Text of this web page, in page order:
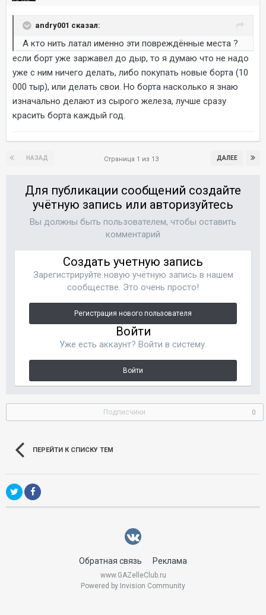
andry001 сказал:
А кто нить латал именно эти повреждённые места ?
если борт уже заржавел до дыр, то я думаю что не надо
уже с ним ничего делать, либо покупать новые борта (10
000 тыр), или делать свои. Но борта насколько я знаю
изначально делают из сырого железа, лучше сразу
красить борта каждый год.
НАЗАД ДАЛЕЕ
Страница 1 из 13
Для публикации сообщений создайте
учётную запись или авторизуйтесь
Вы должны быть пользователем, чтобы оставить
комментарий
Создать учетную запись
Зарегистрируйте новую учётную запись в нашем
сообществе. Это очень просто!
Регистрация нового пользователя
Войти
Уже есть аккаунт? Войти в систему.
Войти
Подписчики 0
ПЕРЕЙТИ К СПИСКУ ТЕМ
Обратная связь Реклама
www.GAZelleClub.ru
Powered by Invision Community